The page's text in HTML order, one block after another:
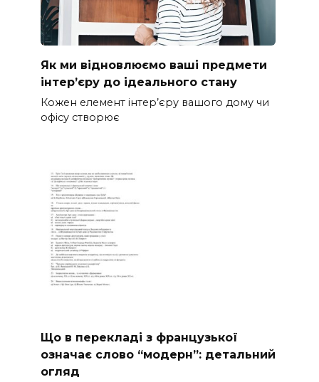
Як ми відновлюємо ваші предмети
інтер’єру до ідеального стану
Кожен елемент інтер’єру вашого дому чи
офісу створює
Що в перекладі з французької
означає слово “модерн”: детальний
огляд